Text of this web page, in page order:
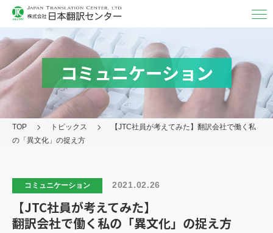
翻訳
MTPE（機械チェック）
映像字幕
対応フォーマット
アフターケア
その他のサービス
コミュニケーション
TOP トピックス 【JTC社員が考えてみた】 翻訳会社で働く私
の「異文化」の捉え方
コミュニケーション 2021.02.26
【JTC社員が考えてみた】
翻訳会社で働く私の「異文化」の捉え方